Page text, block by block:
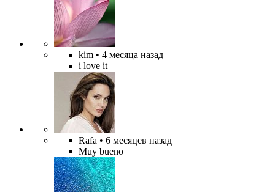
kim • 4 месяца назад
i love it
Rafa • 6 месяцев назад
Muy bueno